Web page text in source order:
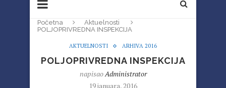
Početna
Aktuelnosti
POLJOPRIVREDNA INSPEKCIJA
AKTUELNOSTI ARHIVA 2016
POLJOPRIVREDNA INSPEKCIJA
napisaoAdministrator
19 januara, 2016